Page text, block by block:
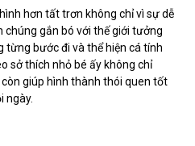
hơn tất trơn không chỉ vì sự dễ
chúng gắn bó với thế giới tưởng
bước đi và thể hiện cá tính
sở thích nhỏ bé ấy không chỉ
giúp hình thành thói quen tốt
ngày.